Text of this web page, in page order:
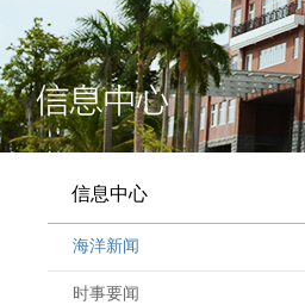
信息中心
海洋新闻
时事要闻